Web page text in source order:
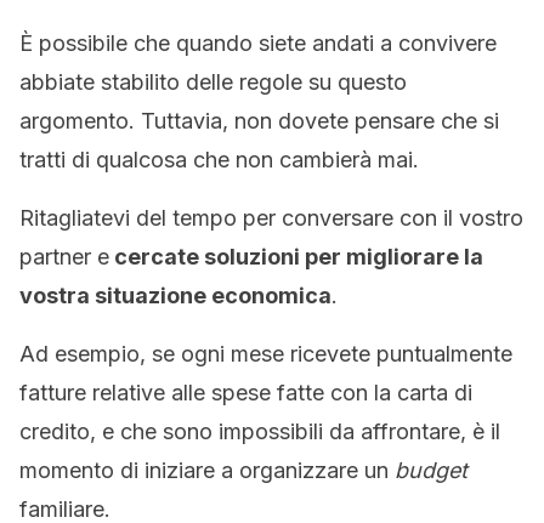
È possibile che quando siete andati a convivere
abbiate stabilito delle regole su questo
argomento. Tuttavia, non dovete pensare che si
tratti di qualcosa che non cambierà mai.
Ritagliatevi del tempo per conversare con il vostro
partner e cercate soluzioni per migliorare la
vostra situazione economica.
Ad esempio, se ogni mese ricevete puntualmente
fatture relative alle spese fatte con la carta di
credito, e che sono impossibili da affrontare, è il
momento di iniziare a organizzare un budget
familiare.